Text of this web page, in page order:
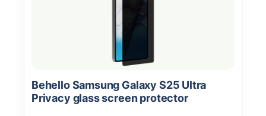
Behello Samsung Galaxy S25 Ultra
Privacy glass screen protector